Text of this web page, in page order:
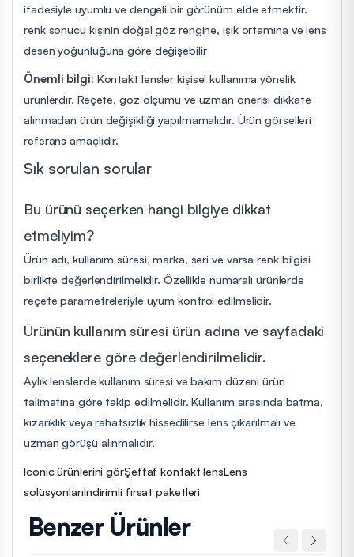
ifadesiyle uyumlu ve dengeli bir görünüm elde etmektir.
renk sonucu kişinin doğal göz rengine, ışık ortamına ve lens
desen yoğunluğuna göre değişebilir
Önemli bilgi: Kontakt lensler kişisel kullanıma yönelik
ürünlerdir. Reçete, göz ölçümü ve uzman önerisi dikkate
alınmadan ürün değişikliği yapılmamalıdır. Ürün görselleri
referans amaçlıdır.
Sık sorulan sorular
Bu ürünü seçerken hangi bilgiye dikkat
etmeliyim?
Ürün adı, kullanım süresi, marka, seri ve varsa renk bilgisi
birlikte değerlendirilmelidir. Özellikle numaralı ürünlerde
reçete parametreleriyle uyum kontrol edilmelidir.
Ürünün kullanım süresi ürün adına ve sayfadaki
seçeneklere göre değerlendirilmelidir.
Aylık lenslerde kullanım süresi ve bakım düzeni ürün
talimatına göre takip edilmelidir. Kullanım sırasında batma,
kızarıklık veya rahatsızlık hissedilirse lens çıkarılmalı ve
uzman görüşü alınmalıdır.
Iconic ürünlerini görŞeffaf kontakt lensLens
solüsyonlarıİndirimli fırsat paketleri
Benzer Ürünler